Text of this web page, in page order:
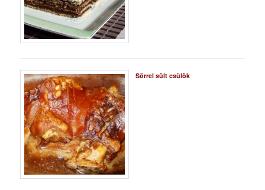
Sörrel sült csülök